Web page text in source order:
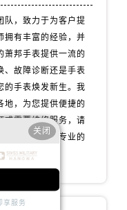
北京市东城区东长安街1号王府井东方广场W3座6层602室萧邦售后服务中心（需提前预约）
内蒙古自治区乌兰察布市集宁区恩和大街萧邦售后服务中心（需提前预约）
队，致力于为客户提
拥有丰富的经验，并
萧邦手表提供一流的
、故障诊断还是手表
的手表焕发新生。我
地，为您提供便捷的
或需要维修服务，请
以赴为您提供专业的
关闭
享服务